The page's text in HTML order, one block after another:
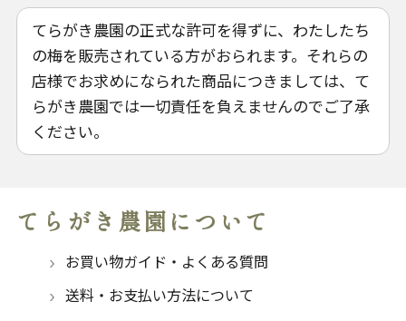
てらがき農園の正式な許可を得ずに、わたしたち
の梅を販売されている方がおられます。それらの
店様でお求めになられた商品につきましては、て
らがき農園では一切責任を負えませんのでご了承
ください。
てらがき農園について
お買い物ガイド・よくある質問
送料・お支払い方法について